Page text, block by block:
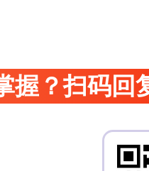
握？扫码回